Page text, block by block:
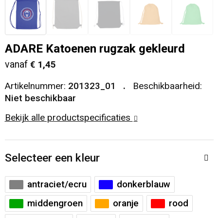
Veiligheid, Auto en Fiets
Sleutelhangers en Lanyards
Huis, Tuin en Keuken
Vrije tijd en Strand
Elektronica, Gadgets en USB
T-Shirts
Sweaters
Blazers
Reistassen
Collegetassen
Rugzakken
Schoudertassen
Papieren tassen
Koffers en Trolleys
ADARE Katoenen rugzak gekleurd
vanaf € 1,45
Artikelnummer: 201323_01
Beschikbaarheid:
Niet beschikbaar
Bekijk alle productspecificaties
Selecteer een kleur
antraciet/ecru
donkerblauw
middengroen
oranje
rood